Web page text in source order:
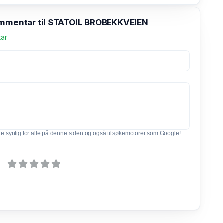
til STATOIL BROBEKKVEIEN
synlig for alle på denne siden og også til søkemotorer som Google!